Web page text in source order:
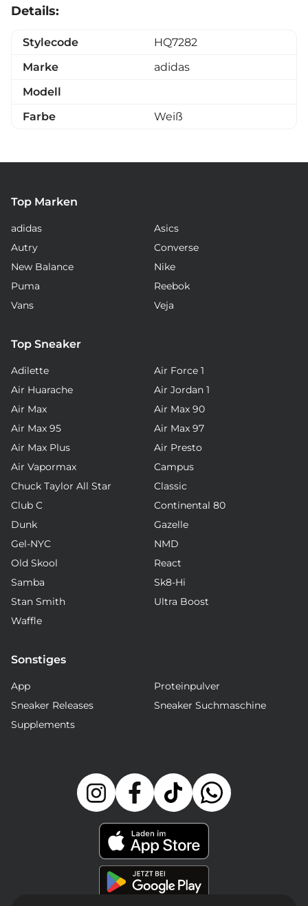
Details:
Stylecode
HQ7282
Marke
adidas
Modell
Farbe
Weiß
Top Marken
adidas
Asics
Autry
Converse
New Balance
Nike
Puma
Reebok
Vans
Veja
Top Sneaker
Adilette
Air Force 1
Air Huarache
Air Jordan 1
Air Max
Air Max 90
Air Max 95
Air Max 97
Air Max Plus
Air Presto
Air Vapormax
Campus
Chuck Taylor All Star
Classic
Club C
Continental 80
Dunk
Gazelle
Gel-NYC
NMD
Old Skool
React
Samba
Sk8-Hi
Stan Smith
Ultra Boost
Waffle
Sonstiges
App
Proteinpulver
Sneaker Releases
Sneaker Suchmaschine
Supplements